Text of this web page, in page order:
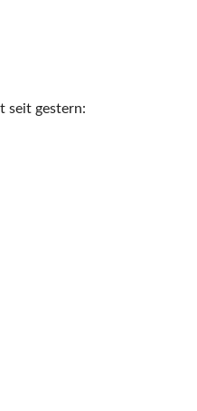
seit gestern: